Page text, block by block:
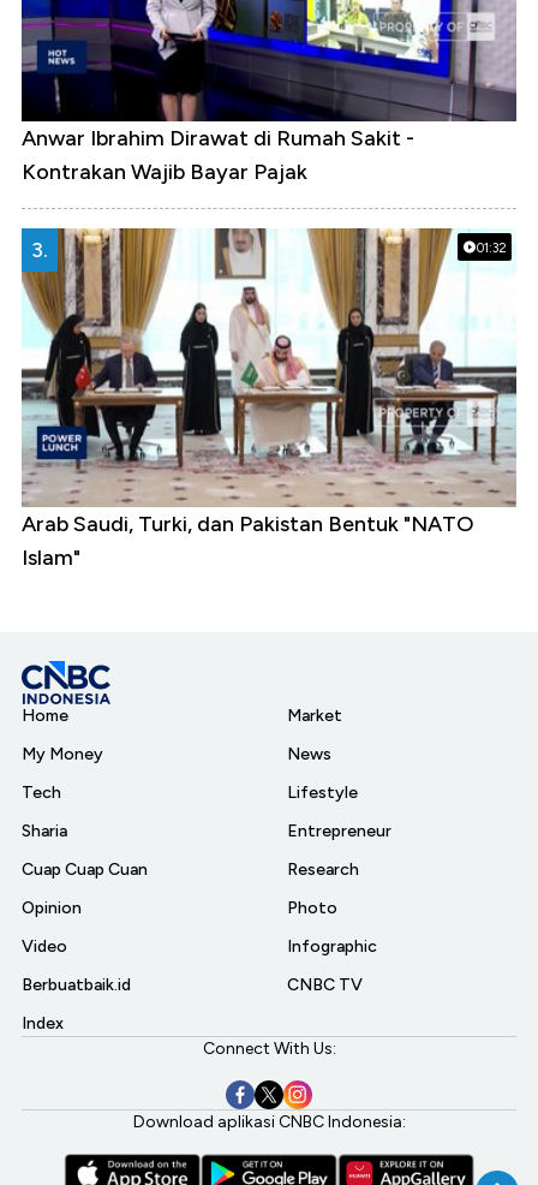
Anwar Ibrahim Dirawat di Rumah Sakit -
Kontrakan Wajib Bayar Pajak
01:32
3.
Arab Saudi, Turki, dan Pakistan Bentuk "NATO
Islam"
Home
My Money
Tech
Sharia
Cuap Cuap Cuan
Opinion
Video
Berbuatbaik.id
Index
Market
News
Lifestyle
Entrepreneur
Research
Photo
Infographic
CNBC TV
Connect With Us:
Download aplikasi CNBC Indonesia: